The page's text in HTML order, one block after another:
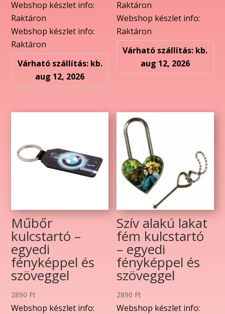
Webshop készlet info:
Raktáron
Webshop készlet info:
Raktáron
Várható szállítás: kb.
aug 12, 2026
Raktáron
Webshop készlet info:
Raktáron
Várható szállítás: kb.
aug 12, 2026
Műbőr
kulcstartó –
egyedi
fényképpel és
szöveggel
2890 Ft
Webshop készlet info:
Szív alakú lakat
fém kulcstartó
– egyedi
fényképpel és
szöveggel
2890 Ft
Webshop készlet info: